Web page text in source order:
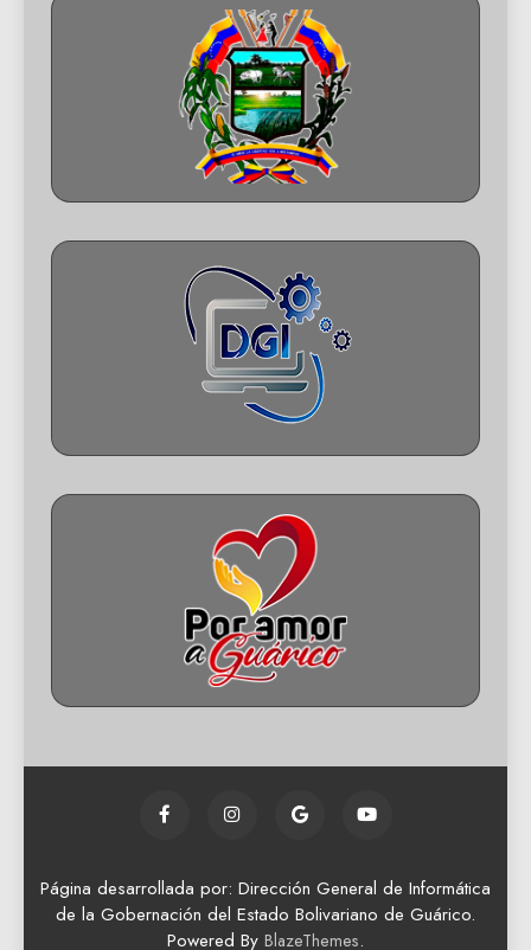
Página desarrollada por: Dirección General de Informática
de la Gobernación del Estado Bolivariano de Guárico.
Powered By BlazeThemes.